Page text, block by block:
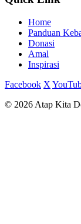
Home
Panduan
Donasi
Amal
Inspirasi
Facebook X
© 2026 Atap Kita